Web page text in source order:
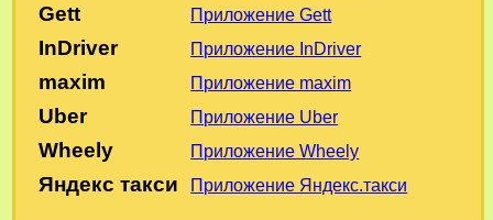
Gett Приложение Gett
InDriver Приложение InDriver
maxim Приложение maxim
Uber Приложение Uber
Wheely Приложение Wheely
Яндекс такси Приложение Яндекс.такси